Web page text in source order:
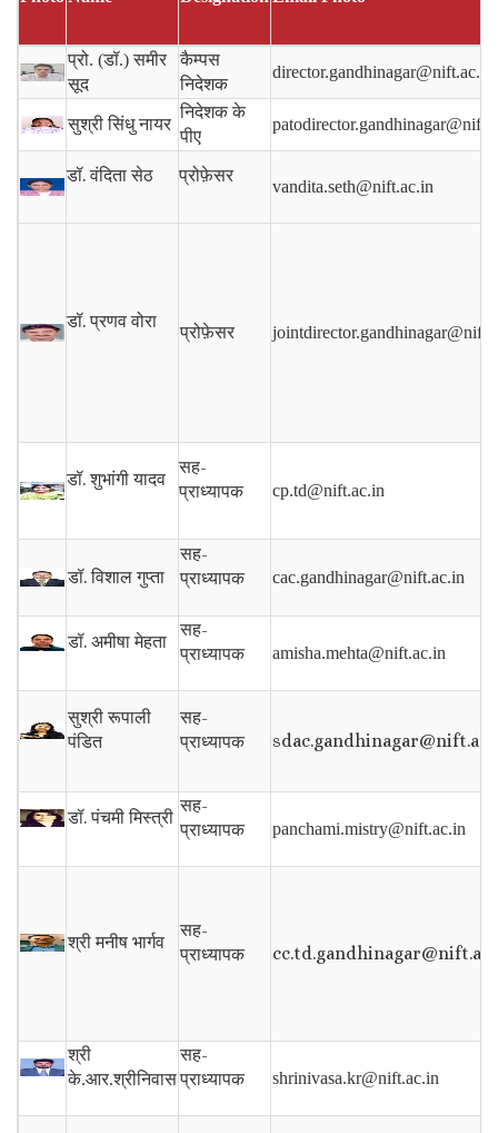
प्रो. (डॉ.) समीर
सूद
कैम्पस
निदेशक
director.gandhinagar@nift.ac.in
सुश्री सिंधु नायर
निदेशक के
पीए
डॉ. वंदिता सेठ प्रोफ़ेसर
vandita.seth@nift.ac.in
डॉ. प्रणव वोरा
प्रोफ़ेसर
डॉ. शुभांगी यादव
सह-
प्राध्यापक
cp.td@nift.ac.in
डॉ.विशाल गुप्ता
सह-
प्राध्यापक
cac.gandhinagar@nift.ac.in
डॉ. अमीषा मेहता
सह-
प्राध्यापक
amisha.mehta@nift.ac.in
सुश्री रूपाली
पंडित
सह-
प्राध्यापक
डॉ.पंचमी मिस्त्री
सह-
प्राध्यापक
panchami.mistry@nift.ac.in
श्री मनीष भार्गव
सह-
प्राध्यापक
श्री
के.आर.श्रीनिवास
सह-
प्राध्यापक
shrinivasa.kr@nift.ac.in